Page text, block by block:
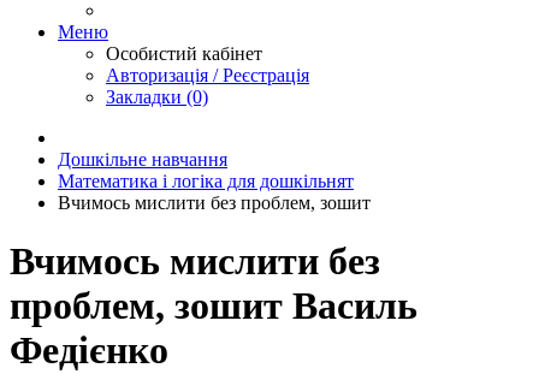
Меню
Особистий кабінет
Авторизація / Реєстрація
Закладки (0)
Дошкільне навчання
Математика і логіка для дошкільнят
Вчимось мислити без проблем, зошит
Вчимось мислити без
проблем, зошит Василь
Федієнко